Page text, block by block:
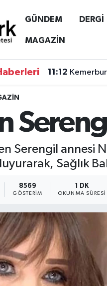
GÜNDEM DERGİ
MAGAZİN
11:12
Serengil annesi
duyurarak, Sağlık
8569
GÖSTERIM
1 DK
OKUNMA SÜRESI